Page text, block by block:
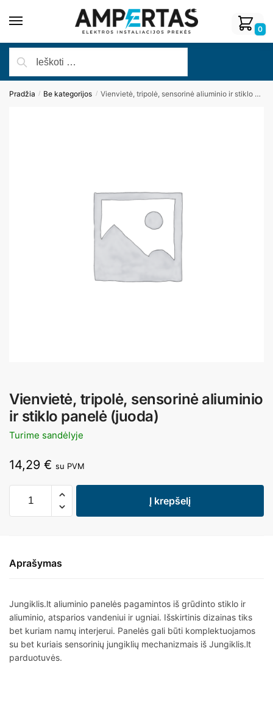
0
Pradžia / Be kategorijos / Vienvietė, tripolė, sensorinė aliuminio ir stiklo panelė (juoda)
Vienvietė, tripolė, sensorinė aliuminio
ir stiklo panelė (juoda)
Turime sandėlyje
14,29 € su PVM
Į krepšelį
Aprašymas
Jungiklis.lt aliuminio panelės pagamintos iš grūdinto stiklo ir
aliuminio, atsparios vandeniui ir ugniai. Išskirtinis dizainas tiks
bet kuriam namų interjerui. Panelės gali būti komplektuojamos
su bet kuriais sensorinių jungiklių mechanizmais iš Jungiklis.lt
parduotuvės.